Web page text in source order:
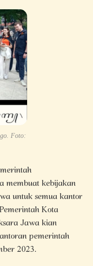
Foto:
kebijakan
untuk semua kantor
Kota
Jawa kian
pemerintah
2023.